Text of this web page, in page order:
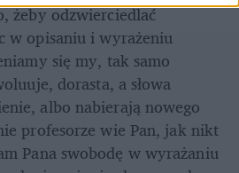
żeby odzwierciedlać
w opisaniu i wyrażeniu
się my, tak samo
dorasta, a słowa
albo nabierają nowego
profesorze wie Pan, jak nikt
Pana swobodę w wyrażaniu